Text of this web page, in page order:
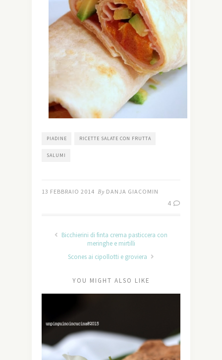
PIADINE RICETTE SALATE CON FRUTTA
SALUMI
13 FEBBRAIO 2014 By DANJA GIACOMIN
4
Bicchierini di finta crema pasticcera con
meringhe e mirtilli
Scones ai cipollotti e groviera
YOU MIGHT ALSO LIKE